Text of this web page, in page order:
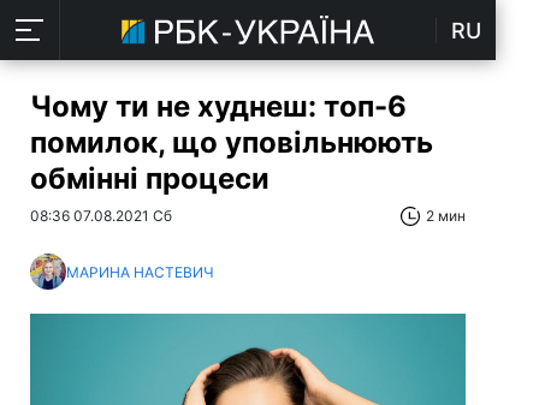
RU
Чому ти не худнеш: топ-6
помилок, що уповільнюють
обмінні процеси
08:36 07.08.2021 Сб 2 мин
МАРИНА НАСТЕВИЧ